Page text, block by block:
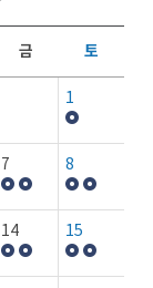
금 토
1
7 8
14 15